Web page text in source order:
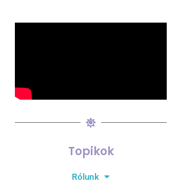
Topikok
Rólunk